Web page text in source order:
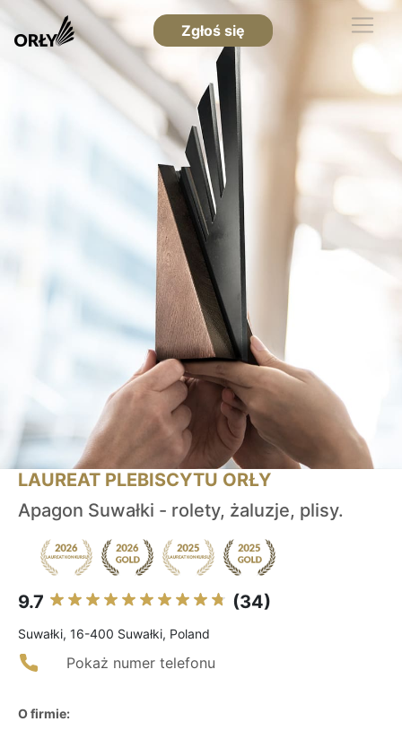
Zgłoś się
LAUREAT PLEBISCYTU ORŁY
Apagon Suwałki - rolety, żaluzje, plisy.
9.7 (34)
Suwałki, 16-400 Suwałki, Poland
Pokaż numer telefonu
O firmie: